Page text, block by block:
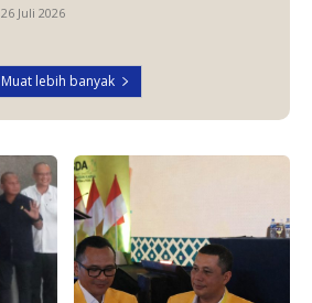
26 Juli 2026
Muat lebih banyak